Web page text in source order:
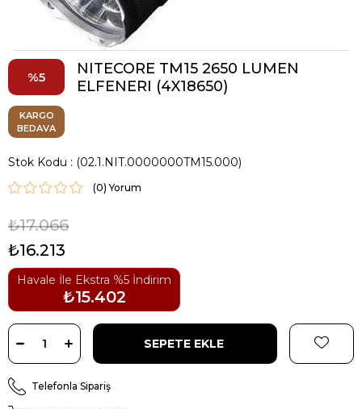
5
NITECORE TM15 2650 LUMEN
ELFENERI (4X18650)
KARGO
BEDAVA
Stok Kodu (02.1.NIT.0000000TM15.000)
(0)
₺17.066
₺16.213
Havale İle Ekstra %5 İndirim
₺15.402
Telefonla Sipariş